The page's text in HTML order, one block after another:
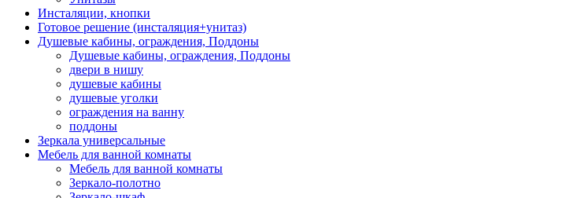
Инсталяции, кнопки
Готовое решение (инсталяция+унитаз)
Душевые кабины, ограждения, Поддоны
Душевые кабины, ограждения, Поддоны
двери в нишу
душевые кабины
душевые уголки
ограждения на ванну
поддоны
Зеркала универсальные
Мебель для ванной комнаты
Мебель для ванной комнаты
Зеркало-полотно